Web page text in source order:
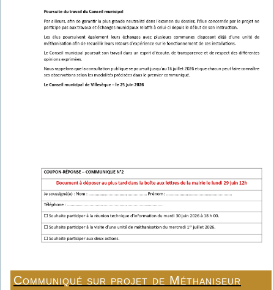
Communiqué sur projet de Méthaniseur